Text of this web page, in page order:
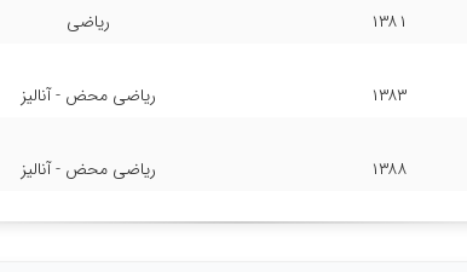
۱۳۸۱ ریاضی
۱۳۸۳ ریاضی محض - آنالیز
۱۳۸۸ ریاضی محض - آنالیز